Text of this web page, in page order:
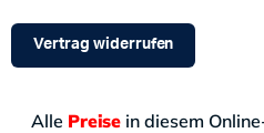
Vertrag widerrufen
Alle Preise in diesem